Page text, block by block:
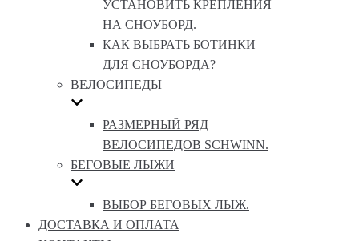
УСТАНОВИТЬ КРЕПЛЕНИЯ
НА СНОУБОРД.
КАК ВЫБРАТЬ БОТИНКИ
ДЛЯ СНОУБОРДА?
ВЕЛОСИПЕДЫ
РАЗМЕРНЫЙ РЯД
ВЕЛОСИПЕДОВ SCHWINN.
БЕГОВЫЕ ЛЫЖИ
ВЫБОР БЕГОВЫХ ЛЫЖ.
ДОСТАВКА И ОПЛАТА